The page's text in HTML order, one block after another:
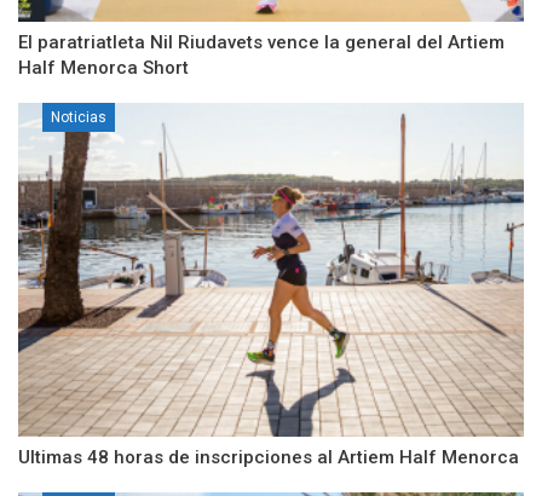
El paratriatleta Nil Riudavets vence la general del Artiem
Half Menorca Short
Noticias
Ultimas 48 horas de inscripciones al Artiem Half Menorca